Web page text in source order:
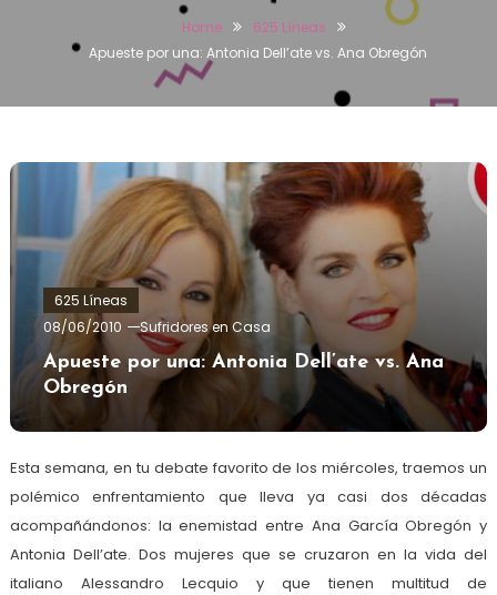
Home
625 Líneas
Apueste por una: Antonia Dell’ate vs. Ana Obregón
625 Líneas
08/06/2010
Sufridores en Casa
Apueste por una: Antonia Dell’ate vs. Ana
Obregón
Esta semana, en tu debate favorito de los miércoles, traemos un
polémico enfrentamiento que lleva ya casi dos décadas
acompañándonos: la enemistad entre Ana García Obregón y
Antonia Dell’ate. Dos mujeres que se cruzaron en la vida del
italiano Alessandro Lecquio y que tienen multitud de